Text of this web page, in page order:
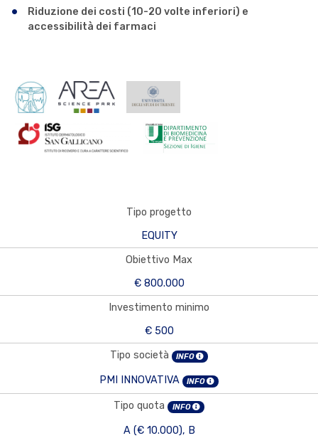
Riduzione dei costi (10-20 volte inferiori) e
accessibilità dei farmaci
Tipo progetto
EQUITY
Obiettivo Max
€ 800.000
Investimento minimo
€ 500
Tipo società
INFO
PMI INNOVATIVA INFO
Tipo quota INFO
A (€ 10.000), B